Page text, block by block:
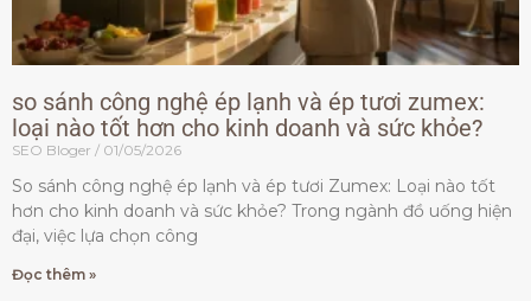
so sánh công nghệ ép lạnh và ép tươi zumex:
loại nào tốt hơn cho kinh doanh và sức khỏe?
SEO Bloger 01/05/2026
So sánh công nghệ ép lạnh và ép tươi Zumex: Loại nào tốt
hơn cho kinh doanh và sức khỏe? Trong ngành đồ uống hiện
đại, việc lựa chọn công
Đọc thêm »